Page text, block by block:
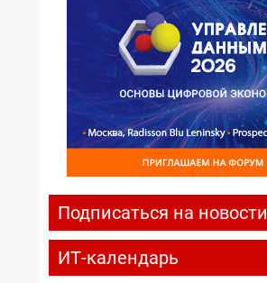
Подписаться на новости
ИТ-календарь